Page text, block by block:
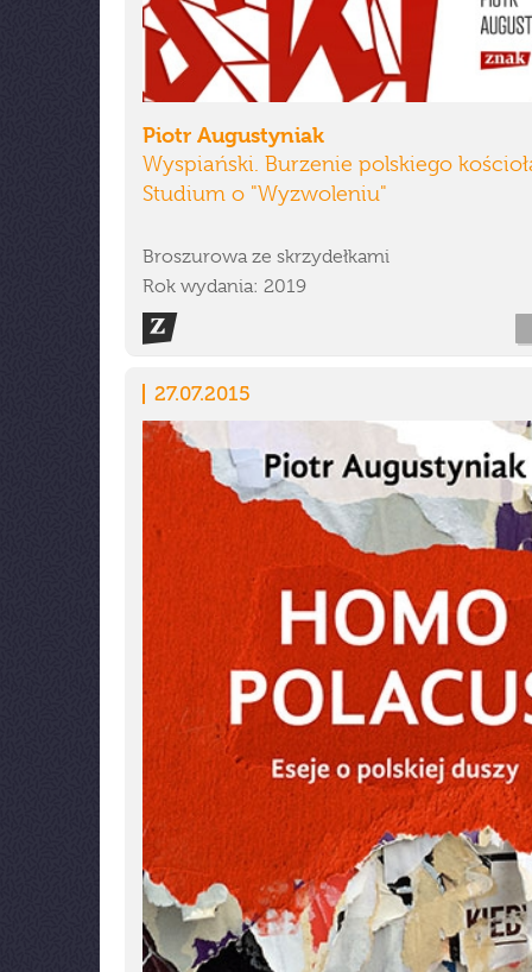
Piotr Augustyniak
Wyspiański. Burzenie polskiego
Studium o "Wyzwoleniu"
Broszurowa ze skrzydełkami
Rok wydania: 2019
27.07.2015